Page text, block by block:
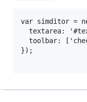
var simditor =
textarea:
toolbar:
});